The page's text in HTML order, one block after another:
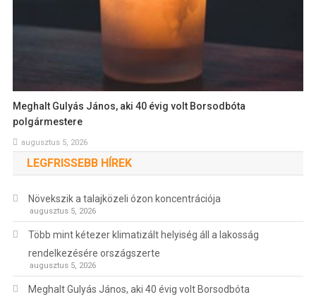
Meghalt Gulyás János, aki 40 évig volt Borsodbóta
polgármestere
augusztus 5, 2026
LEGFRISSEBB HÍREK
Növekszik a talajközeli ózon koncentrációja
augusztus 5, 2026
Több mint kétezer klimatizált helyiség áll a lakosság
rendelkezésére országszerte
augusztus 5, 2026
Meghalt Gulyás János, aki 40 évig volt Borsodbóta